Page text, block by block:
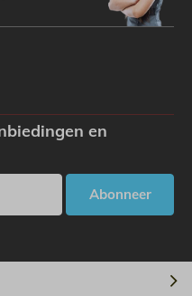
en
Abonneer